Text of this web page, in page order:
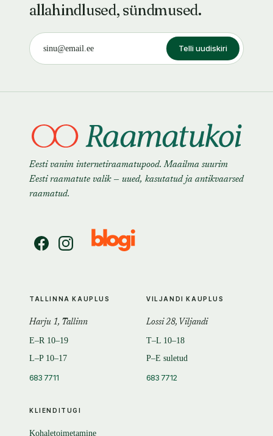
allahindlused, sündmused.
Telli uudiskiri
Eesti vanim internetiraamatupood. Maailma suurim
Eesti raamatute valik — uued, kasutatud ja antikvaarsed
raamatud.
KLIENDITUGI
Kohaletoimetamine
TALLINNA KAUPLUS
Harju 1, Tallinn
E–R 10–19
L–P 10–17
683 7711
VILJANDI KAUPLUS
Lossi 28, Viljandi
T–L 10–18
P–E suletud
683 7712